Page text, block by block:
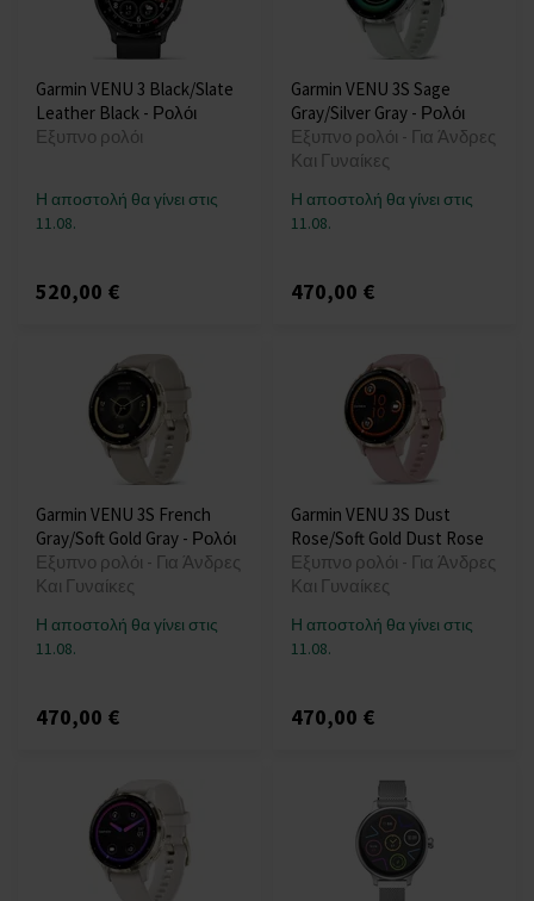
Garmin VENU 3 Black/Slate
Leather Black - Ρολόι
Εξυπνο ρολόι
Η αποστολή θα γίνει στις
11.08.
520,00 €
Garmin VENU 3S Sage
Gray/Silver Gray - Ρολόι
Εξυπνο ρολόι - Για Άνδρες
Και Γυναίκες
Η αποστολή θα γίνει στις
11.08.
470,00 €
Garmin VENU 3S French
Gray/Soft Gold Gray - Ρολόι
Εξυπνο ρολόι - Για Άνδρες
Και Γυναίκες
Η αποστολή θα γίνει στις
11.08.
470,00 €
Garmin VENU 3S Dust
Rose/Soft Gold Dust Rose
Εξυπνο ρολόι - Για Άνδρες
Και Γυναίκες
Η αποστολή θα γίνει στις
11.08.
470,00 €